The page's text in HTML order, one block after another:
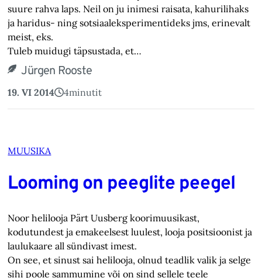
suure rahva laps. Neil on ju inimesi raisata, kahurilihaks
ja haridus- ning sotsiaaleksperimentideks jms, erinevalt
meist, eks.
Tuleb muidugi täpsustada, et…
Jürgen Rooste
19. VI 2014 4minutit
MUUSIKA
Looming on peeglite peegel
Noor helilooja Pärt Uusberg koorimuusikast,
kodutundest ja emakeelsest luulest, looja positsioonist ja
laulukaare all sündivast imest.
On see, et sinust sai helilooja, olnud teadlik valik ja selge
sihi poole sammumine või on sind sellele teele